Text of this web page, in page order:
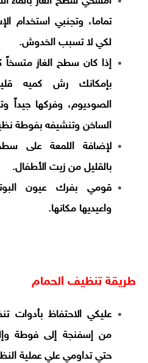
تماما، وتجنبي استخدام
لكي لا تسبب الخدوش.
إذا كان سطح الغاز متسخاً
بإمكانك رش كميه
الصوديوم، وفركها جيداً
الساخن وتنشيفه بفوطة
لإضافة اللمعة على
بالقليل من زيت الأطفال.
قومي بفرك عيون
واعيديها مكانها.
طريقة تنظيف الحمام
عليكي الاحتفاظ بأدوات
من إسفنجة إلى فوطة
حتي تداومي علي عملية